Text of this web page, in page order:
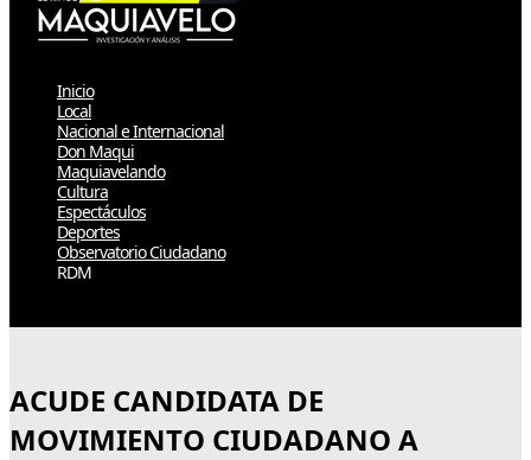
Inicio
Local
Nacional e Internacional
Don Maqui
Maquiavelando
Cultura
Espectáculos
Deportes
Observatorio Ciudadano
RDM
ACUDE CANDIDATA DE
MOVIMIENTO CIUDADANO A